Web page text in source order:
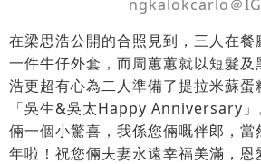
ngkalokcarlo＠IG
在梁思浩公開的合照見到，三人在餐
一件牛仔外套，而周蕙蕙就以短髮及
浩更超有心為二人準備了提拉米蘇蛋
「吳生&吳太Happy Anniversary」
倆一個小驚喜，我係您倆嘅伴郎，當
年啦！祝您倆夫妻永遠幸福美滿，恩